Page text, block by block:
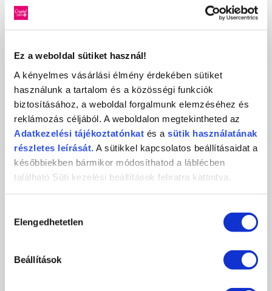
Ez a weboldal sütiket használ!
A kényelmes vásárlási élmény érdekében sütiket
használunk a tartalom és a közösségi funkciók
biztosításához, a weboldal forgalmunk elemzéséhez és
reklámozás céljából. A weboldalon megtekintheted az
Adatkezelési tájékoztatónkat és a sütik használatának
részletes leírását. A sütikkel kapcsolatos beállításaidat a
későbbiekben bármikor módosíthatod a láblécben
található Süti kezelési beállítások feliratra kattintva.
kiválasztása
Elengedhetetlen
Beállítások
KÖRMÖSNAP 2024/25 TÉL
2024-10-29
Csatlakozz november 9-én személyesen, vagy november 10-én
online, és ismerd meg első...
RÉSZLETEK